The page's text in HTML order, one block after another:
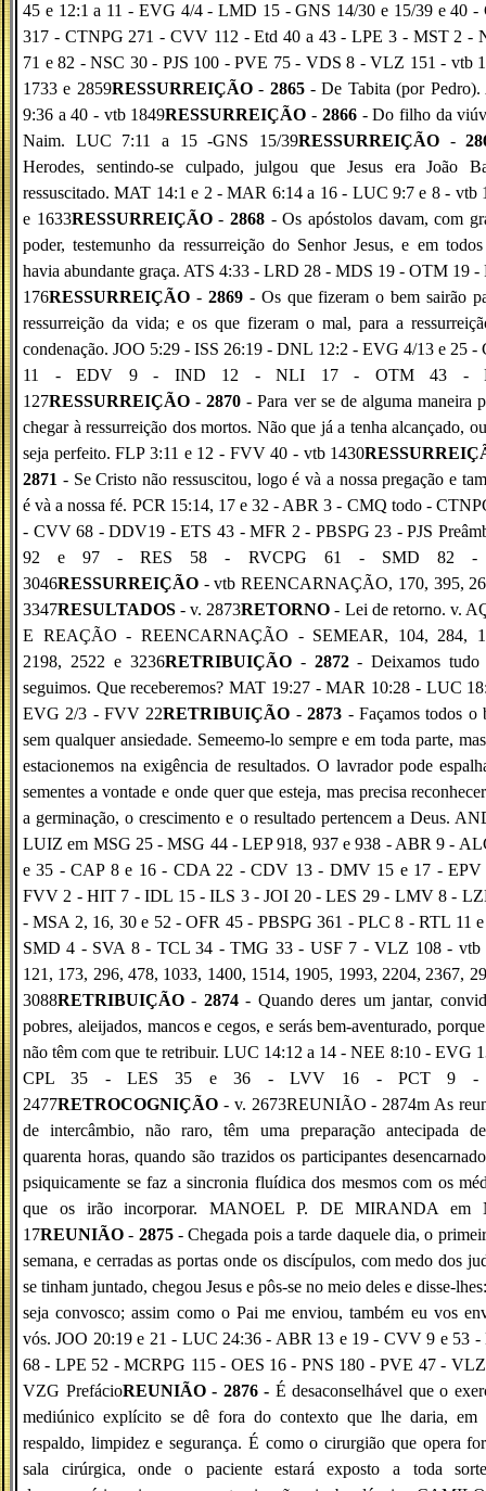
45 e 12:1 a 11 - EVG 4/4 - LMD 15 - GNS 14/30 e 15/39 e 40 -
317 - CTNPG 271 - CVV 112 - Etd 40 a 43 - LPE 3 - MST 2 -
71 e 82 - NSC 30 - PJS 100 - PVE 75 - VDS 8 - VLZ 151 - vtb
1733 e 2859RESSURREIÇÃO- 2865- De Tabita (por Pedro).
9:36 a 40 - vtb 1849RESSURREIÇÃO - 2866- Do filho da
Naim. LUC 7:11 a 15 -GNS 15/39RESSURREIÇÃO -
Herodes, sentindo-se culpado, julgou que Jesus era João
ressuscitado. MAT 14:1 e 2 - MAR 6:14 a 16 - LUC 9:7 e 8 - vtb
e 1633RESSURREIÇÃO-2868 - Os apóstolos davam, com
poder, testemunho da ressurreição do Senhor Jesus, e em
havia abundante graça. ATS 4:33 - LRD 28 - MDS 19 - OTM 19 -
176RESSURREIÇÃO - 2869- Os que fizeram o bem sairão
ressurreição da vida; e os que fizeram o mal, para a
condenação. JOO 5:29 - ISS 26:19 - DNL 12:2 - EVG 4/13 e 25 -
11 - EDV 9 - IND 12 - NLI 17 - OTM 43 -
127RESSURREIÇÃO -2870 - Para ver se de alguma maneira
chegar à ressurreição dos mortos. Não que já a tenha alcançado,
seja perfeito. FLP 3:11 e 12 - FVV 40 - vtb 1430
2871 - Se Cristo não ressuscitou, logo é và a nossa pregação e
é và a nossa fé. PCR 15:14, 17 e 32 - ABR 3 - CMQ todo -
- CVV 68 - DDV19 - ETS 43 - MFR 2 - PBSPG 23 - PJS
92 e 97 - RES 58 - RVCPG 61 - SMD 82 -
3046RESSURREIÇÃO - vtb REENCARNAÇÃO, 170, 395,
3347RESULTADOS - v. 2873RETORNO - Lei de retorno. v.
E REAÇÃO - REENCARNAÇÃO - SEMEAR, 104, 284,
2198, 2522 e 3236RETRIBUIÇÃO- 2872- Deixamos tudo
seguimos. Que receberemos? MAT 19:27 - MAR 10:28 - LUC
EVG 2/3 - FVV 22RETRIBUIÇÃO -2873 - Façamos todos o
sem qualquer ansiedade. Semeemo-lo sempre e em toda parte,
estacionemos na exigência de resultados. O lavrador pode
sementes a vontade e onde quer que esteja, mas precisa
a germinação, o crescimento e o resultado pertencem a Deus.
LUIZ em MSG 25 - MSG 44 - LEP 918, 937 e 938 - ABR 9 -
e 35 - CAP 8 e 16 - CDA 22 - CDV 13 - DMV 15 e 17 - EPV
FVV 2 - HIT 7 - IDL 15 - ILS 3 - JOI 20 - LES 29 - LMV 8 -
- MSA 2, 16, 30 e 52 - OFR 45 - PBSPG 361 - PLC 8 - RTL 11
SMD 4 - SVA 8 - TCL 34 - TMG 33 - USF 7 - VLZ 108 - vtb
121, 173, 296, 478, 1033, 1400, 1514, 1905, 1993, 2204, 2367,
3088RETRIBUIÇÃO - 2874- Quando deres um jantar,
pobres, aleijados, mancos e cegos, e serás bem-aventurado,
não têm com que te retribuir. LUC 14:12 a 14 - NEE 8:10 - EVG
CPL 35 - LES 35 e 36 - LVV 16 - PCT 9 -
2477RETROCOGNIÇÃO - v. 2673REUNIÃO - 2874m As
de intercâmbio, não raro, têm uma preparação antecipada
quarenta horas, quando são trazidos os participantes
psiquicamente se faz a sincronia fluídica dos mesmos com os
que os irão incorporar. MANOEL P. DE MIRANDA em
17REUNIÃO - 2875- Chegada pois a tarde daquele dia, o
semana, e cerradas as portas onde os discípulos, com medo dos
se tinham juntado, chegou Jesus e pôs-se no meio deles e disse-
seja convosco; assim como o Pai me enviou, também eu vos
vós. JOO 20:19 e 21 - LUC 24:36 - ABR 13 e 19 - CVV 9 e 53 -
68 - LPE 52 - MCRPG 115 - OES 16 - PNS 180 - PVE 47 -
VZG PrefácioREUNIÃO - 2876 - É desaconselhável que o
mediúnico explícito se dê fora do contexto que lhe daria, em
respaldo, limpidez e segurança. É como o cirurgião que opera
sala cirúrgica, onde o paciente estará exposto a toda